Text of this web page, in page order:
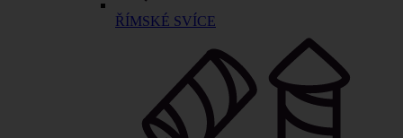
ŘÍMSKÉ SVÍCE